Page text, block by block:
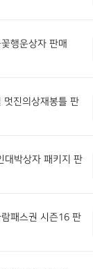
행운상자 판매
멋진의상재봉틀 판
대박상자 패키지 판
패스권 시즌16 판